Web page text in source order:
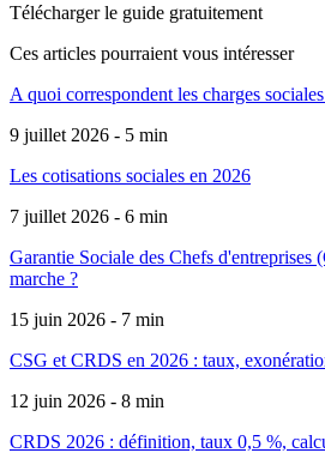
Télécharger le guide gratuitement
Ces articles pourraient vous intéresser
A quoi correspondent les charges
9 juillet 2026 - 5 min
Les cotisations sociales en 2026
7 juillet 2026 - 6 min
Garantie Sociale des Chefs d'entreprises
marche ?
15 juin 2026 - 7 min
CSG et CRDS en 2026 : taux,
12 juin 2026 - 8 min
CRDS 2026 : définition, taux 0,5 %,